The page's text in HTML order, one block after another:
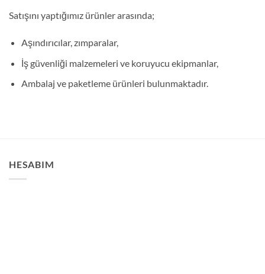
Satışını yaptığımız ürünler arasında;
Aşındırıcılar, zımparalar,
İş güvenliği malzemeleri ve koruyucu ekipmanlar,
Ambalaj ve paketleme ürünleri bulunmaktadır.
HESABIM